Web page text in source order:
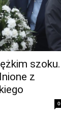
szoku.
z
0